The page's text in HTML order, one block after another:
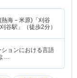
熱海－米原)「刈谷
谷駅」（徒歩2分）
ションにおける言語
…